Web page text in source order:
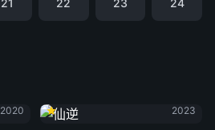
21 22 23 24
2020
2023
吞噬星空 合集